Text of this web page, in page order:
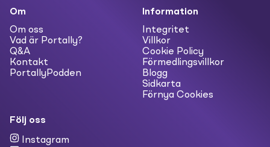
Om
Om oss
Vad är Portally?
Q&A
Kontakt
PortallyPodden
Information
Integritet
Villkor
Cookie Policy
Förmedlingsvillkor
Blogg
Sidkarta
Förnya Cookies
Följ oss
Instagram